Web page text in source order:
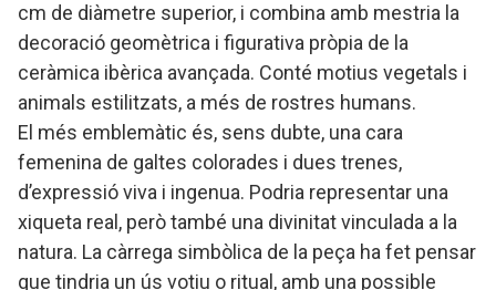
cm de diàmetre superior, i combina amb mestria la
decoració geomètrica i figurativa pròpia de la
ceràmica ibèrica avançada. Conté motius vegetals i
animals estilitzats, a més de rostres humans.
El més emblemàtic és, sens dubte, una cara
femenina de galtes colorades i dues trenes,
d’expressió viva i ingenua. Podria representar una
xiqueta real, però també una divinitat vinculada a la
natura. La càrrega simbòlica de la peça ha fet pensar
que tindria un ús votiu o ritual, amb una possible